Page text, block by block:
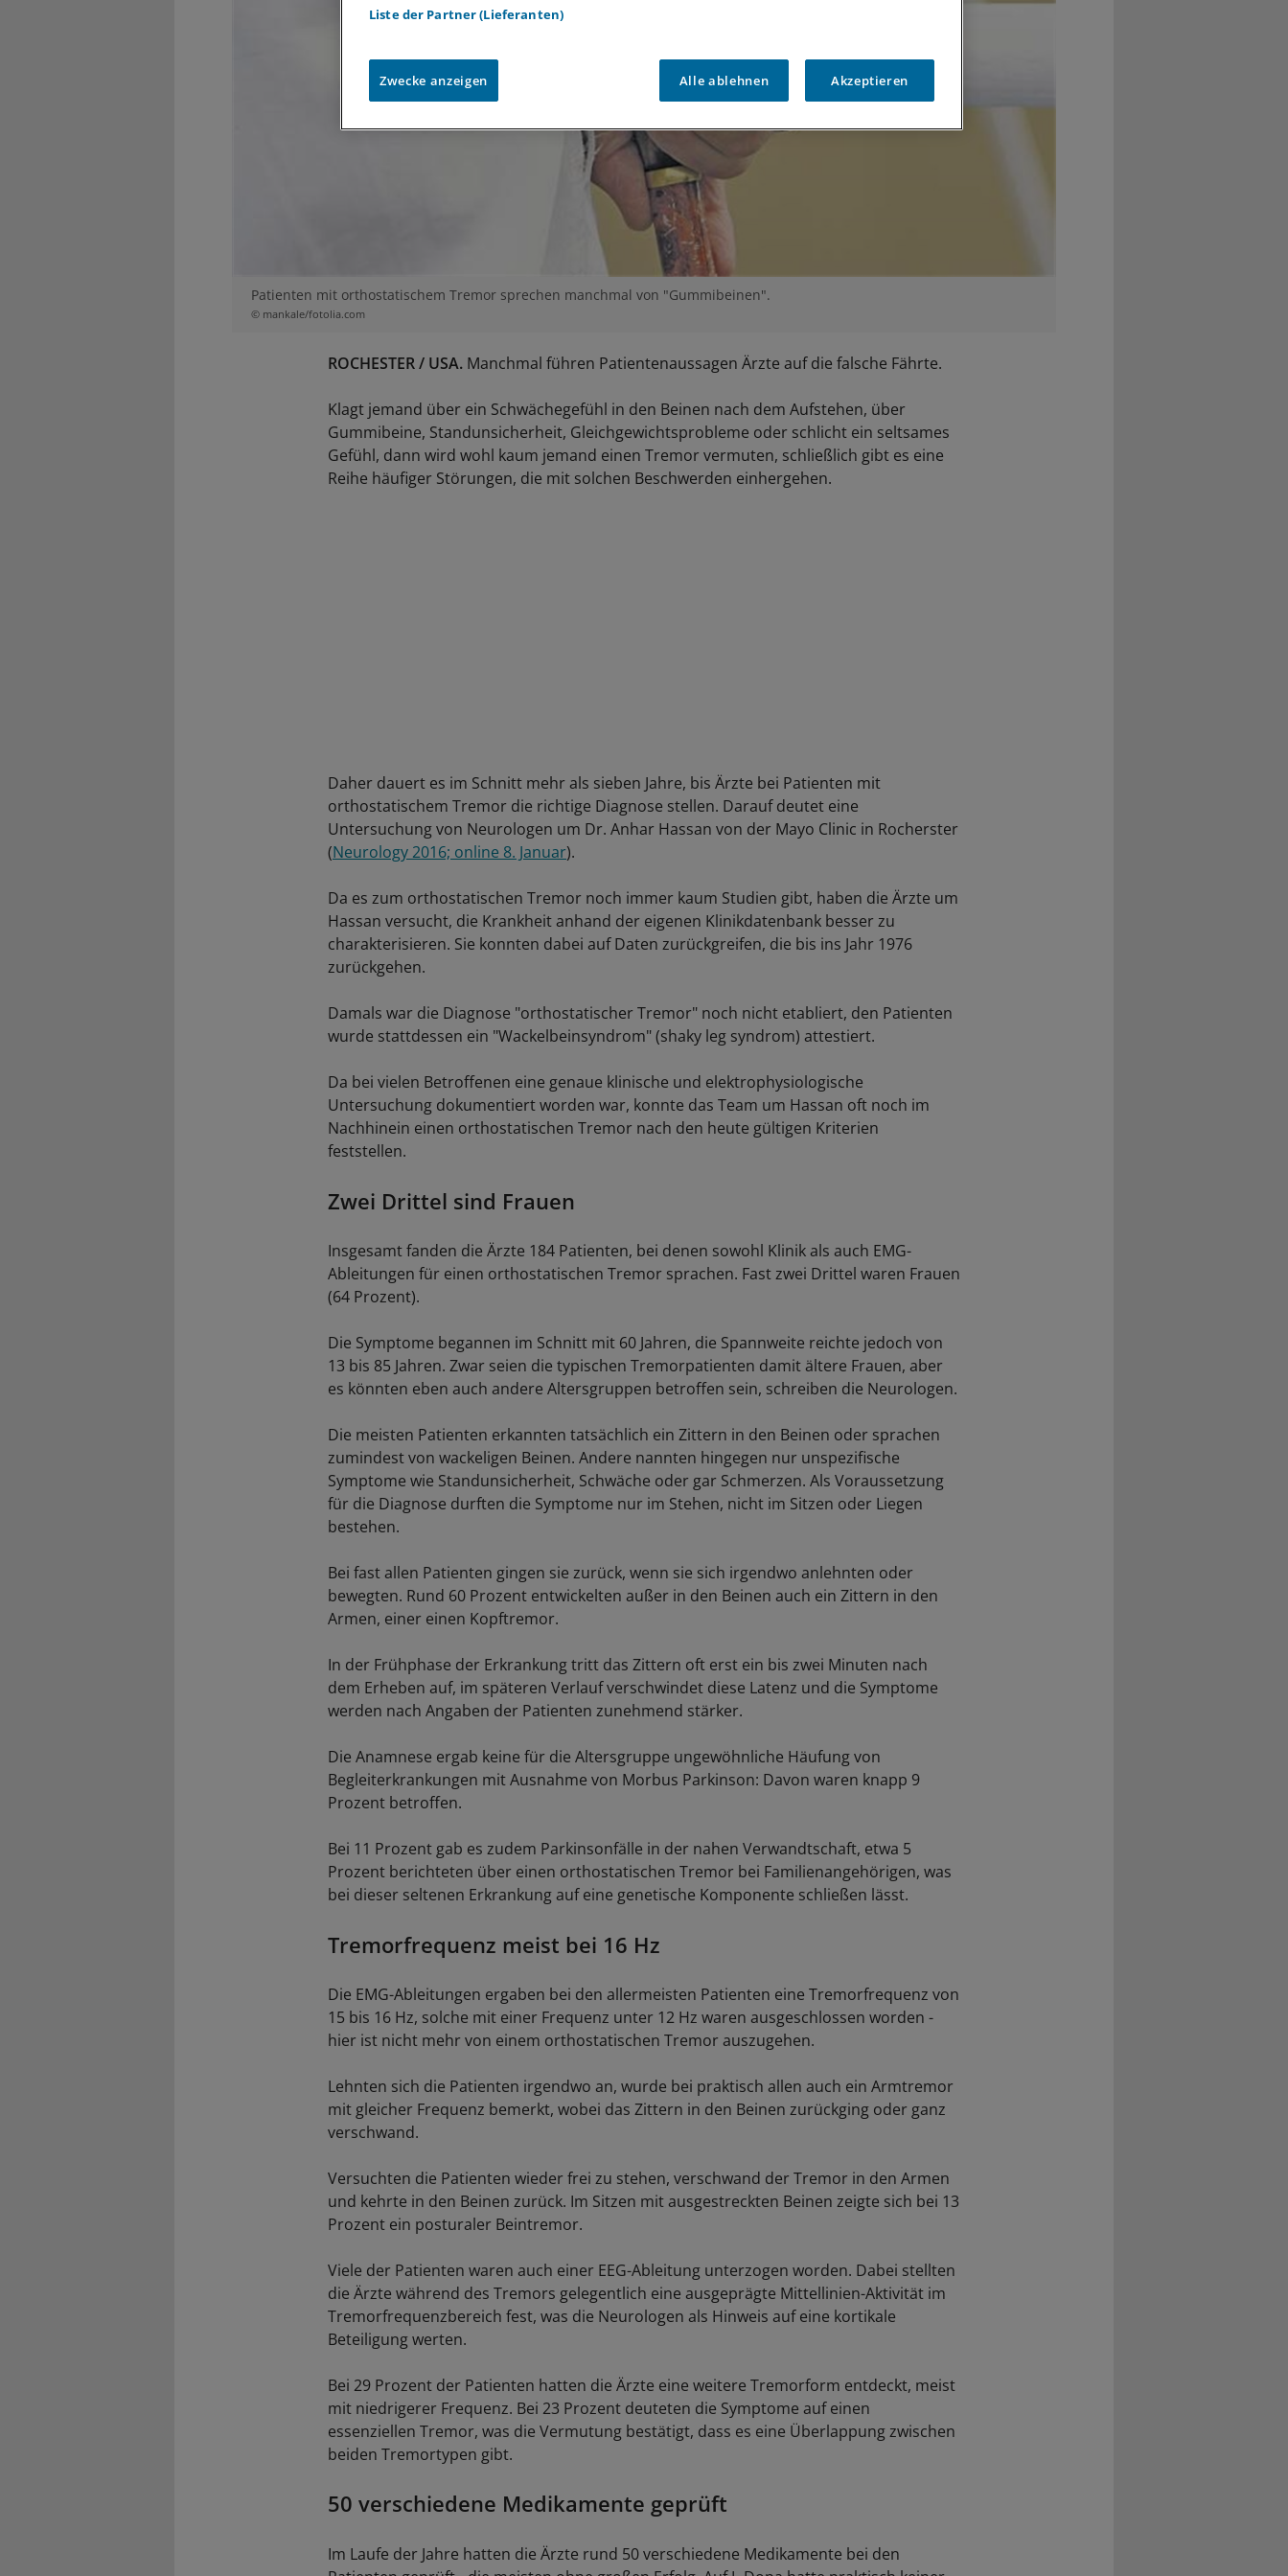
Patienten mit orthostatischem Tremor sprechen manchmal von "Gummibeinen".
© mankale/fotolia.com
ROCHESTER / USA. Manchmal führen Patientenaussagen Ärzte auf die falsche Fährte.
Klagt jemand über ein Schwächegefühl in den Beinen nach dem Aufstehen, über
Gummibeine, Standunsicherheit, Gleichgewichtsprobleme oder schlicht ein seltsames
Gefühl, dann wird wohl kaum jemand einen Tremor vermuten, schließlich gibt es eine
Reihe häufiger Störungen, die mit solchen Beschwerden einhergehen.
Daher dauert es im Schnitt mehr als sieben Jahre, bis Ärzte bei Patienten mit
orthostatischem Tremor die richtige Diagnose stellen. Darauf deutet eine
Untersuchung von Neurologen um Dr. Anhar Hassan von der Mayo Clinic in Rocherster
(Neurology 2016; online 8. Januar).
Da es zum orthostatischen Tremor noch immer kaum Studien gibt, haben die Ärzte um
Hassan versucht, die Krankheit anhand der eigenen Klinikdatenbank besser zu
charakterisieren. Sie konnten dabei auf Daten zurückgreifen, die bis ins Jahr 1976
zurückgehen.
Damals war die Diagnose "orthostatischer Tremor" noch nicht etabliert, den Patienten
wurde stattdessen ein "Wackelbeinsyndrom" (shaky leg syndrom) attestiert.
Da bei vielen Betroffenen eine genaue klinische und elektrophysiologische
Untersuchung dokumentiert worden war, konnte das Team um Hassan oft noch im
Nachhinein einen orthostatischen Tremor nach den heute gültigen Kriterien
feststellen.
Zwei Drittel sind Frauen
Insgesamt fanden die Ärzte 184 Patienten, bei denen sowohl Klinik als auch EMG-
Ableitungen für einen orthostatischen Tremor sprachen. Fast zwei Drittel waren Frauen
(64 Prozent).
Die Symptome begannen im Schnitt mit 60 Jahren, die Spannweite reichte jedoch von
13 bis 85 Jahren. Zwar seien die typischen Tremorpatienten damit ältere Frauen, aber
es könnten eben auch andere Altersgruppen betroffen sein, schreiben die Neurologen.
Die meisten Patienten erkannten tatsächlich ein Zittern in den Beinen oder sprachen
zumindest von wackeligen Beinen. Andere nannten hingegen nur unspezifische
Symptome wie Standunsicherheit, Schwäche oder gar Schmerzen. Als Voraussetzung
für die Diagnose durften die Symptome nur im Stehen, nicht im Sitzen oder Liegen
bestehen.
Bei fast allen Patienten gingen sie zurück, wenn sie sich irgendwo anlehnten oder
bewegten. Rund 60 Prozent entwickelten außer in den Beinen auch ein Zittern in den
Armen, einer einen Kopftremor.
In der Frühphase der Erkrankung tritt das Zittern oft erst ein bis zwei Minuten nach
dem Erheben auf, im späteren Verlauf verschwindet diese Latenz und die Symptome
werden nach Angaben der Patienten zunehmend stärker.
Die Anamnese ergab keine für die Altersgruppe ungewöhnliche Häufung von
Begleiterkrankungen mit Ausnahme von Morbus Parkinson: Davon waren knapp 9
Prozent betroffen.
Bei 11 Prozent gab es zudem Parkinsonfälle in der nahen Verwandtschaft, etwa 5
Prozent berichteten über einen orthostatischen Tremor bei Familienangehörigen, was
bei dieser seltenen Erkrankung auf eine genetische Komponente schließen lässt.
Tremorfrequenz meist bei 16 Hz
Die EMG-Ableitungen ergaben bei den allermeisten Patienten eine Tremorfrequenz von
15 bis 16 Hz, solche mit einer Frequenz unter 12 Hz waren ausgeschlossen worden -
hier ist nicht mehr von einem orthostatischen Tremor auszugehen.
Lehnten sich die Patienten irgendwo an, wurde bei praktisch allen auch ein Armtremor
mit gleicher Frequenz bemerkt, wobei das Zittern in den Beinen zurückging oder ganz
verschwand.
Versuchten die Patienten wieder frei zu stehen, verschwand der Tremor in den Armen
und kehrte in den Beinen zurück. Im Sitzen mit ausgestreckten Beinen zeigte sich bei 13
Prozent ein posturaler Beintremor.
Viele der Patienten waren auch einer EEG-Ableitung unterzogen worden. Dabei stellten
die Ärzte während des Tremors gelegentlich eine ausgeprägte Mittellinien-Aktivität im
Tremorfrequenzbereich fest, was die Neurologen als Hinweis auf eine kortikale
Beteiligung werten.
Bei 29 Prozent der Patienten hatten die Ärzte eine weitere Tremorform entdeckt, meist
mit niedrigerer Frequenz. Bei 23 Prozent deuteten die Symptome auf einen
essenziellen Tremor, was die Vermutung bestätigt, dass es eine Überlappung zwischen
beiden Tremortypen gibt.
50 verschiedene Medikamente geprüft
Im Laufe der Jahre hatten die Ärzte rund 50 verschiedene Medikamente bei den
Liste der Partner (Lieferanten)
Zwecke anzeigen Alle ablehnen Akzeptieren